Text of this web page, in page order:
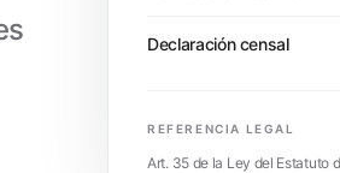
Declaración censal
REFERENCIA LEGAL
Art. 35 de la Ley del Estatuto